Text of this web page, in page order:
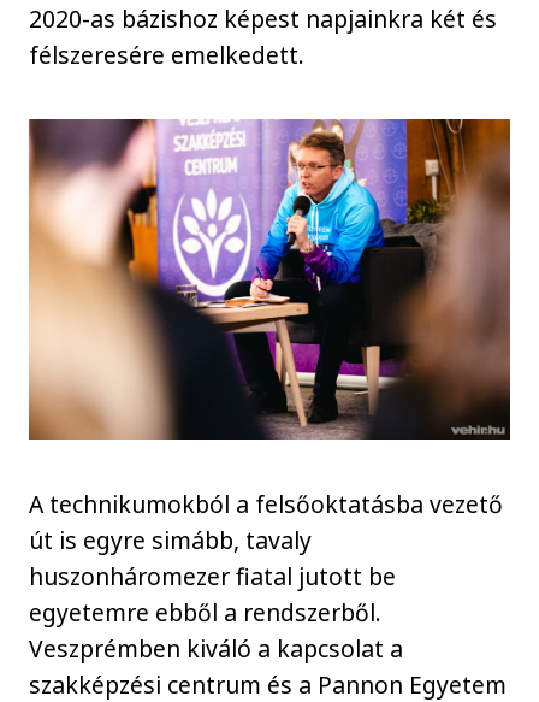
2020-as bázishoz képest napjainkra két és
félszeresére emelkedett.
A technikumokból a felsőoktatásba vezető
út is egyre simább, tavaly
huszonháromezer fiatal jutott be
egyetemre ebből a rendszerből.
Veszprémben kiváló a kapcsolat a
szakképzési centrum és a Pannon Egyetem